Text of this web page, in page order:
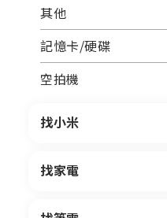
其他
記憶卡/硬碟
空拍機
找小米
找家電